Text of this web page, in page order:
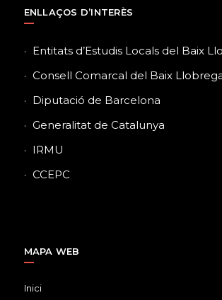
ENLLAÇOS D’INTERÈS
Entitats d’Estudis Locals del Baix
Consell Comarcal del Baix
Diputació de Barcelona
Generalitat de Catalunya
IRMU
CCEPC
MAPA WEB
Inici